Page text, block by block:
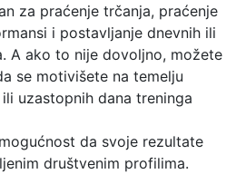
za praćenje trčanja, praćenje
i postavljanje dnevnih ili
A ako to nije dovoljno, možete
se motivišete na temelju
uzastopnih dana treninga
da svoje rezultate
društvenim profilima.